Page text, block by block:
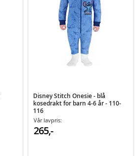
Disney Stitch Onesie - blå
kosedrakt for barn 4-6 år - 110-
116
Vår lavpris:
265,-